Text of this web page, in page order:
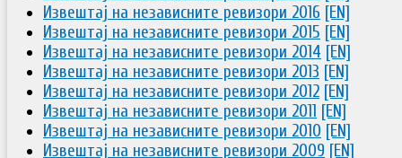
Извештај на независните ревизори 2016 [EN]
Извештај на независните ревизори 2015 [EN]
Извештај на независните ревизори 2014 [EN]
Извештај на независните ревизори 2013 [EN]
Извештај на независните ревизори 2012 [EN]
Извештај на независните ревизори 2011 [EN]
Извештај на независните ревизори 2010 [EN]
Извештај на независните ревизори 2009 [EN]